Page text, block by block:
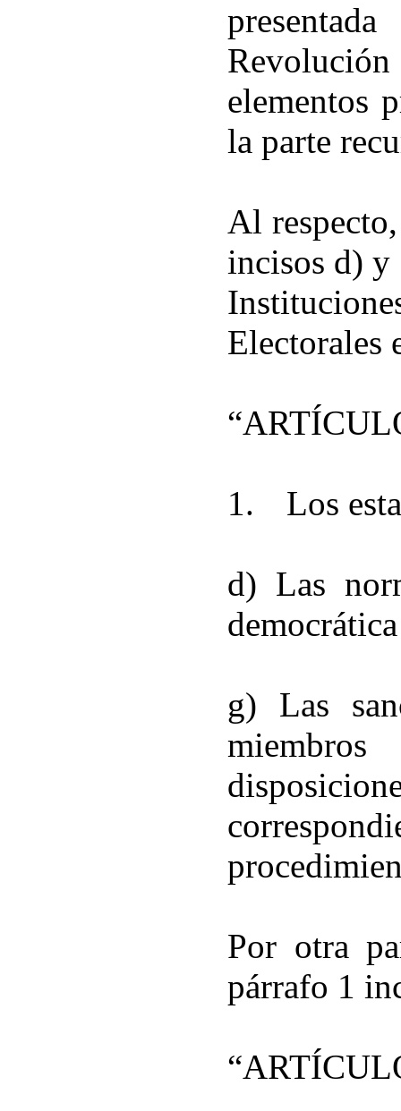
elementos
la parte
Al
incisos d) y
Electorales
1. Los
d) Las
g) Las
Por otra
párrafo 1